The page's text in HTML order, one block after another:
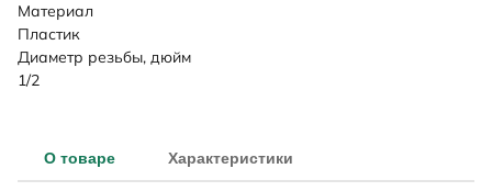
Материал
Пластик
Диаметр резьбы, дюйм
1/2
О товаре Характеристики